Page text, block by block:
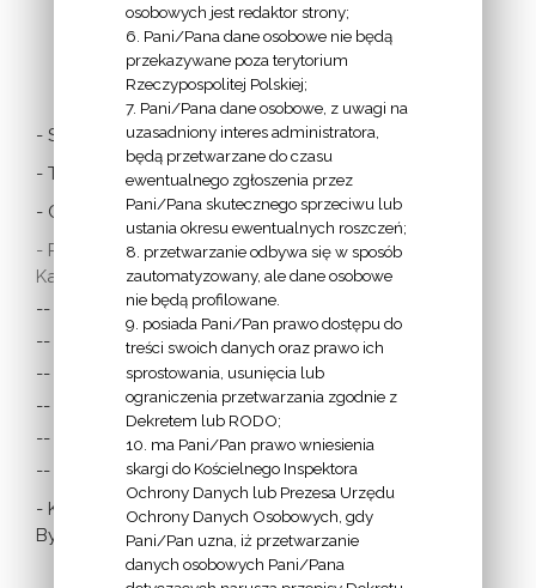
LINKI
- Stolica Apostolska
- Twitter Papieża
- Czytania z dnia
- Polska Misja
Katolicka:
-- w Austrii
-- w Anglii i Walii
-- w Irlandii
-- we Francji
-- w Niemczech
-- w Szkocji
- Katolicka
Bydgoszcz
osobowych jest redaktor strony;
6. Pani/Pana dane osobowe nie będą
przekazywane poza terytorium
Rzeczypospolitej Polskiej;
7. Pani/Pana dane osobowe, z uwagi na
uzasadniony interes administratora,
będą przetwarzane do czasu
ewentualnego zgłoszenia przez
Pani/Pana skutecznego sprzeciwu lub
ustania okresu ewentualnych roszczeń;
8. przetwarzanie odbywa się w sposób
zautomatyzowany, ale dane osobowe
nie będą profilowane.
9. posiada Pani/Pan prawo dostępu do
treści swoich danych oraz prawo ich
sprostowania, usunięcia lub
ograniczenia przetwarzania zgodnie z
Dekretem lub RODO;
10. ma Pani/Pan prawo wniesienia
skargi do Kościelnego Inspektora
Ochrony Danych lub Prezesa Urzędu
Ochrony Danych Osobowych, gdy
Pani/Pan uzna, iż przetwarzanie
danych osobowych Pani/Pana